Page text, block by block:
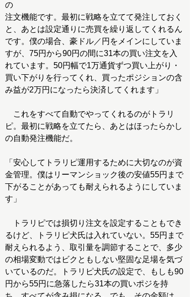
の
注文機能です。最初に戦略を立てて発注しておく
と、あとは設定通りに売買を繰り返してくれるん
です。僕の場合、豪ドル／円をメインにしていま
すが、75円から90円の間に31本の買い注文を入
れています。50円幅で1万通貨ずつ買い上がり・
買い下がりを行ってくれ、買ったポジションの含
み益が2万円になったら決済してくれます」
これをすべて自動でやってくれるのがトラリ
ピ。最初に戦略を立てたら、あとはほったらかし
の自動発注機能だ。
「安心してトラリピ運用するために大切なのが資
金管理。僕はリーマンショック後の安値55円まで
下がることがあっても耐えられるようにしていま
す」
トラリピでは損切り注文を設定することもでき
るけど、トラリピ犬氏は入れていない。55円まで
耐えられるよう、取引量を調節することで、多少
の相場変動ではビクともしない堅固な足場を気づ
いているのだ。トラリピ犬氏の設定で、もしも90
円から55円に急落したら31本の買いポジを持